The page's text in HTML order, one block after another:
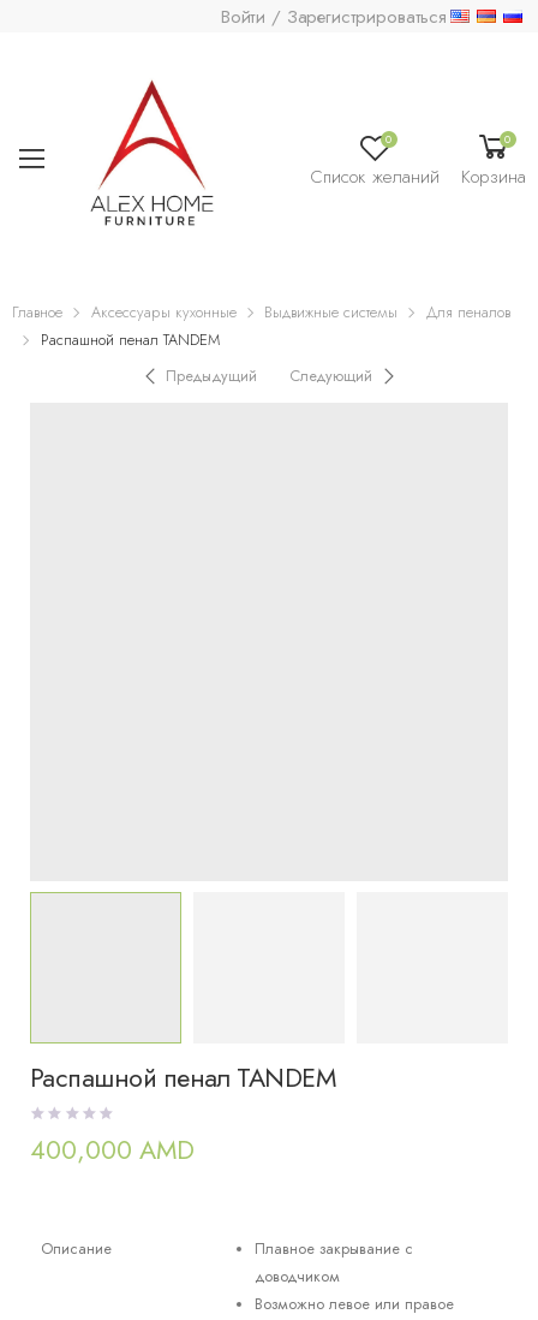
Войти / Зарегистрироваться
0
Список желаний
0
Корзина
Главное Аксессуары кухонные Выдвижные системы
Для пеналов
Распашной пенал TANDEM
Предыдущий
Следующий
Распашной пенал TANDEM
400,000 AMD
Описание
Плавное закрывание с
доводчиком
Возможно левое или правое